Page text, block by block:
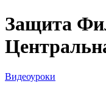
Защита
Видеоуроки